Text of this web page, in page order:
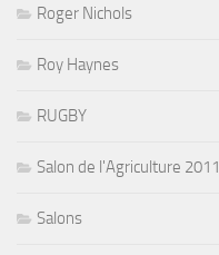
Roger Nichols
Roy Haynes
RUGBY
Salon de l'Agriculture 2011
Salons